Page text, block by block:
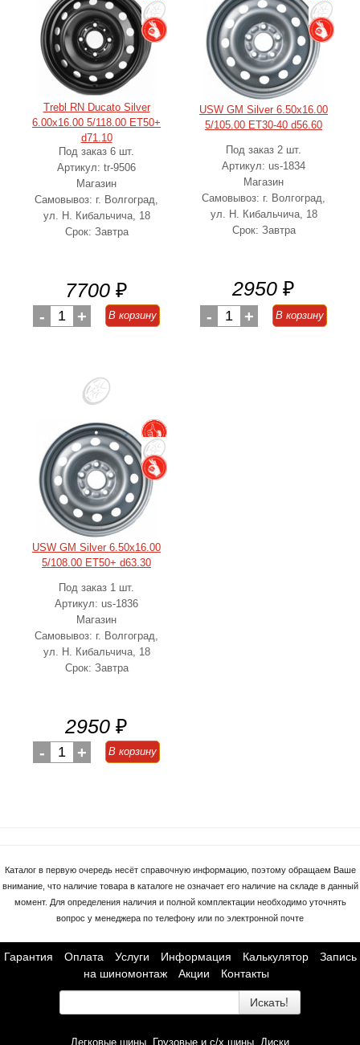
Trebl RN Ducato Silver
6.00x16.00 5/118.00 ET50+
d71.10
Под заказ 6 шт.
Артикул: tr-9506
Магазин
Самовывоз: г. Волгоград,
ул. Н. Кибальчича, 18
Срок: Завтра
7700 ₽
- 1 + В корзину
USW GM Silver 6.50x16.00
5/105.00 ET30-40 d56.60
Под заказ 2 шт.
Артикул: us-1834
Магазин
Самовывоз: г. Волгоград,
ул. Н. Кибальчича, 18
Срок: Завтра
2950 ₽
- 1 + В корзину
USW GM Silver 6.50x16.00
5/108.00 ET50+ d63.30
Под заказ 1 шт.
Артикул: us-1836
Магазин
Самовывоз: г. Волгоград,
ул. Н. Кибальчича, 18
Срок: Завтра
2950 ₽
- 1 + В корзину
Каталог в первую очередь несёт справочную информацию, поэтому обращаем Ваше
внимание, что наличие товара в каталоге не означает его наличие на складе в данный
момент. Для определения наличия и полной комплектации необходимо уточнять
вопрос у менеджера по телефону или по электронной почте
Гарантия Оплата Услуги Информация Калькулятор
Запись
на шиномонтаж
Акции Контакты
Искать!
Легковые шины Грузовые и с/х шины Диски